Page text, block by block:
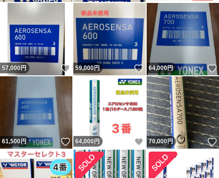
57,000円 いいね！
59,000円 いいね！
64,000円
61,500円 いいね！
64,000円 いいね！
70,000円